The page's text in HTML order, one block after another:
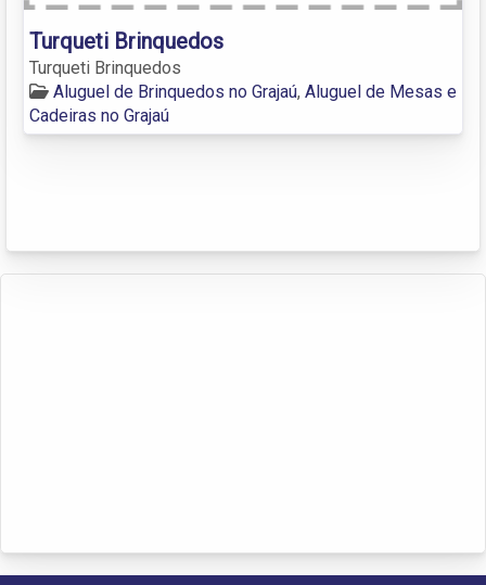
Turqueti Brinquedos
Turqueti Brinquedos
Aluguel de Brinquedos no Grajaú, Aluguel de Mesas e
Cadeiras no Grajaú